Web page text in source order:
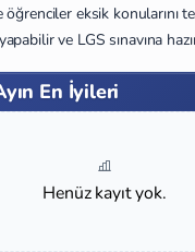
eksik konularını
ve LGS sınavına
En İyileri
Henüz kayıt yok.